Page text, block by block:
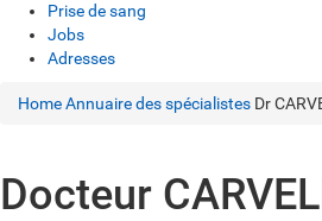
Prise de sang
Jobs
Adresses
HomeAnnuaire des spécialistes Dr
Docteur